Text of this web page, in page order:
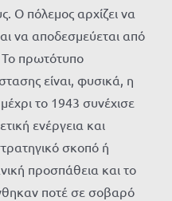
Ο πόλεμος αρχίζει να
να αποδεσμεύεται από
Το πρωτότυπο
είναι, φυσικά, η
το 1943 συνέχισε
ενέργεια και
σκοπό ή
προσπάθεια και το
ποτέ σε σοβαρό